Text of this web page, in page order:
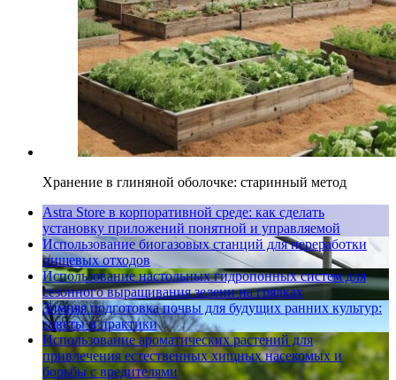
Хранение в глиняной оболочке: старинный метод
Astra Store в корпоративной среде: как сделать
установку приложений понятной и управляемой
Использование биогазовых станций для переработки
пищевых отходов
Использование настольных гидропонных систем для
сезонного выращивания зелени на грядках
Зимняя подготовка почвы для будущих ранних культур:
советы и практики
Использование ароматических растений для
привлечения естественных хищных насекомых и
борьбы с вредителями